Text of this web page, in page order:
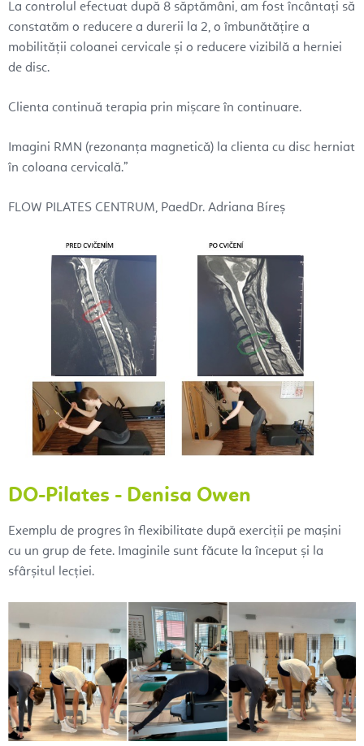
La controlul efectuat după 8 săptămâni, am fost încântați să
constatăm o reducere a durerii la 2, o îmbunătățire a
mobilității coloanei cervicale și o reducere vizibilă a herniei
de disc.
Clienta continuă terapia prin mișcare în continuare.
Imagini RMN (rezonanța magnetică) la clienta cu disc herniat
în coloana cervicală.”
FLOW PILATES CENTRUM, PaedDr. Adriana Bíreș
DO-Pilates - Denisa Owen
Exemplu de progres în flexibilitate după exerciții pe mașini
cu un grup de fete. Imaginile sunt făcute la început și la
sfârșitul lecției.